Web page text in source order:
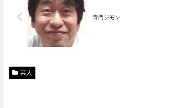
寺門ジモン
芸人